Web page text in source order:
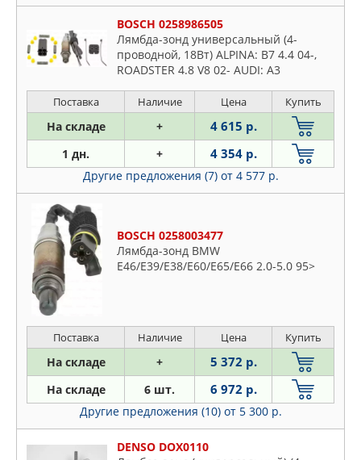
MAZDA
MEAT & DORIA
MERCEDES
MEYLE
MITSUBISHI
MOBILETRON
NSP
NTY
OPEL
OSSCA
PATRON
PEUGEOT
PIERBURG
QUATTRO FRENI
RENAULT
RUEI
SSANGYONG
VW
Volvo
BOSCH 0258986505
Лямбда-зонд универсальный (4-
проводной, 18Вт) ALPINA: B7 4.4 04-,
ROADSTER 4.8 V8 02- AUDI: A3
96-03, A4 1.6/1.8/1.8 quattro/1.8
Поставка Наличие Цена Купить
На складе + 4 615 р.
1 дн. + 4 354 р.
Другие предложения (7) от 4 577 р.
BOSCH 0258003477
Лямбда-зонд BMW
E46/E39/E38/E60/E65/E66 2.0-5.0 95>
Поставка Наличие Цена Купить
На складе + 5 372 р.
На складе 6 шт. 6 972 р.
Другие предложения (10) от 5 300 р.
DENSO DOX0110